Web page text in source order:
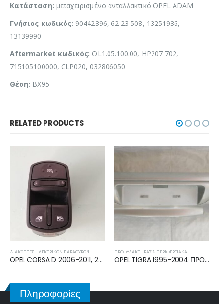
Κατάσταση: μεταχειρισμένο ανταλλακτικό OPEL ADAM
Γνήσιος κωδικός: 90442396, 62 23 508, 13251936,
13139990
Aftermarket κωδικός: OL1.05.100.00, HP207 702,
715105100000, CLP020, 032806050
Θέση: BX95
RELATED PRODUCTS
OPEL CORSA D 2006-2011, 2011-2015 ΔΙΑΚΟΠΤΗΣ ΠΑΡΑΘΥΡΩΝ ΔΙΠΛΟΣ 11pin 13258521
ΠΡΟΦΥΛΑΚΤΉΡΑΣ & ΠΕΡΙΦΕΡΕΙΑΚΆ
OPEL TIGRA 1995-2004 ΠΡΟΦΥΛΑΚΤΗΡΑΣ ΠΙΣΩ
ΦΑΝΆΡΙΑ ΠΊΣΩ
Πληροφορίες